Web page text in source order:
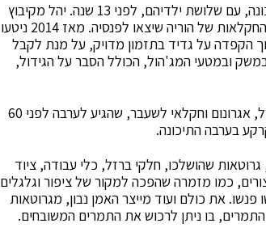
נעמה ויהל אבני, חזרו לעבד את האדמה בעין יהב בערבה התיכונה, עם שלושת ילדיהם, לפני 13 שנה. יהל מקיבוץ
בארי במקור, ונעמה בת עין יהב, החליטו להמשיך את מלאכת החקלאות של הוריה שיצאו לפנסיה. מאז 2014 ניטעו
תוך הקפדה על גדיד בתזמון מדויק, על מנת לקבל
ובמטעי המג'הול, הכולל הסבר על הגידול,
וביקור ב"גן הגרוטאן" – גנו של אמנון נבון, אביה של נעמה, פסל, אגרונום וחקלאי לשעבר, שהגיע לערבה לפני 60
בערבה התיכונה.
שהושלכו, חלקי ברזל, כלי עבודה, ציוד
כמו מזמרה שהפכה למקור של ציפור וגלגלים
את כולם ועוד מייצר האמן נבון, מגרוטאות
בו ניתן לרכוש את התמרים המשובחים.